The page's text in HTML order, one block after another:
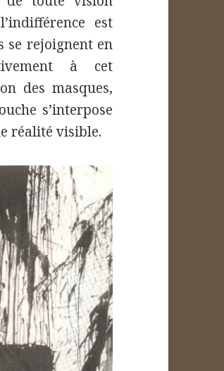
est
se rejoignent en
à cet
des masques,
s’interpose
réalité visible.